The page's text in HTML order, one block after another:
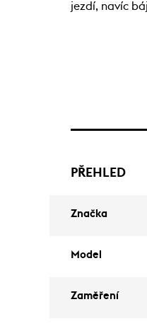
jezdí, navíc
PŘEHLED
Značka
Model
Zaměření